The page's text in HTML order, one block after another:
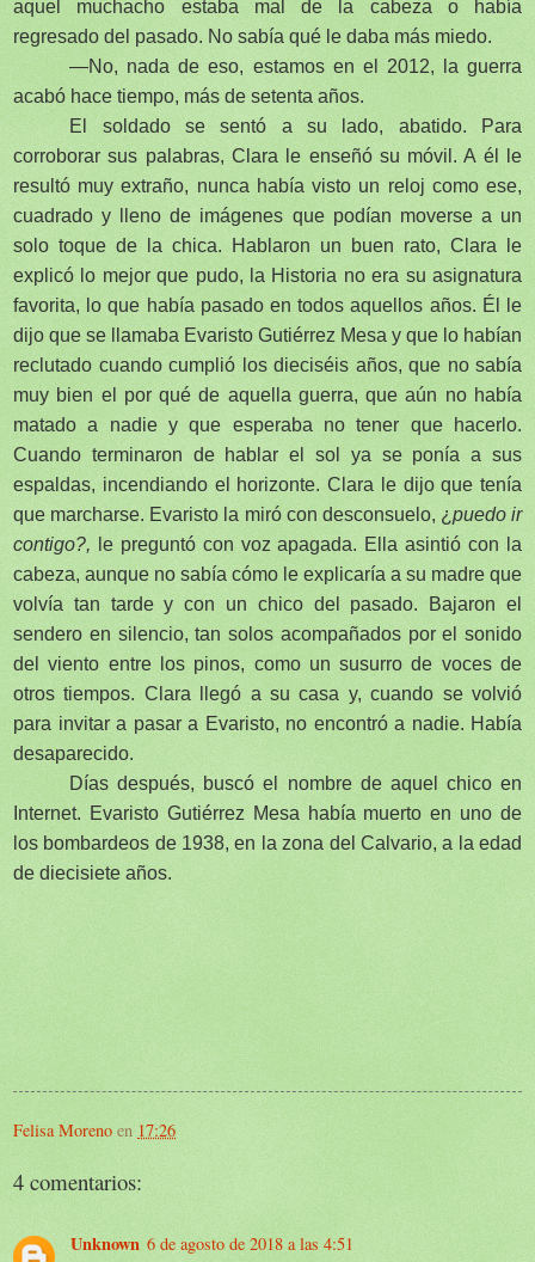
aquel muchacho estaba mal de la cabeza o había
regresado del pasado. No sabía qué le daba más miedo.
—No, nada de eso, estamos en el 2012, la guerra
acabó hace tiempo, más de setenta años.
El soldado se sentó a su lado, abatido. Para
corroborar sus palabras, Clara le enseñó su móvil. A él le
resultó muy extraño, nunca había visto un reloj como ese,
cuadrado y lleno de imágenes que podían moverse a un
solo toque de la chica. Hablaron un buen rato, Clara le
explicó lo mejor que pudo, la Historia no era su asignatura
favorita, lo que había pasado en todos aquellos años. Él le
dijo que se llamaba Evaristo Gutiérrez Mesa y que lo habían
reclutado cuando cumplió los dieciséis años, que no sabía
muy bien el por qué de aquella guerra, que aún no había
matado a nadie y que esperaba no tener que hacerlo.
Cuando terminaron de hablar el sol ya se ponía a sus
espaldas, incendiando el horizonte. Clara le dijo que tenía
que marcharse. Evaristo la miró con desconsuelo, ¿ puedo ir
contigo?, le preguntó con voz apagada. Ella asintió con la
cabeza, aunque no sabía cómo le explicaría a su madre que
volvía tan tarde y con un chico del pasado. Bajaron el
sendero en silencio, tan solos acompañados por el sonido
del viento entre los pinos, como un susurro de voces de
otros tiempos. Clara llegó a su casa y, cuando se volvió
para invitar a pasar a Evaristo, no encontró a nadie. Había
desaparecido.
Días después, buscó el nombre de aquel chico en
Internet. Evaristo Gutiérrez Mesa había muerto en uno de
los bombardeos de 1938, en la zona del Calvario, a la edad
de diecisiete años.
Felisa Moreno en 17:26
4 comentarios:
Unknown 6 de agosto de 2018 a las 4:51